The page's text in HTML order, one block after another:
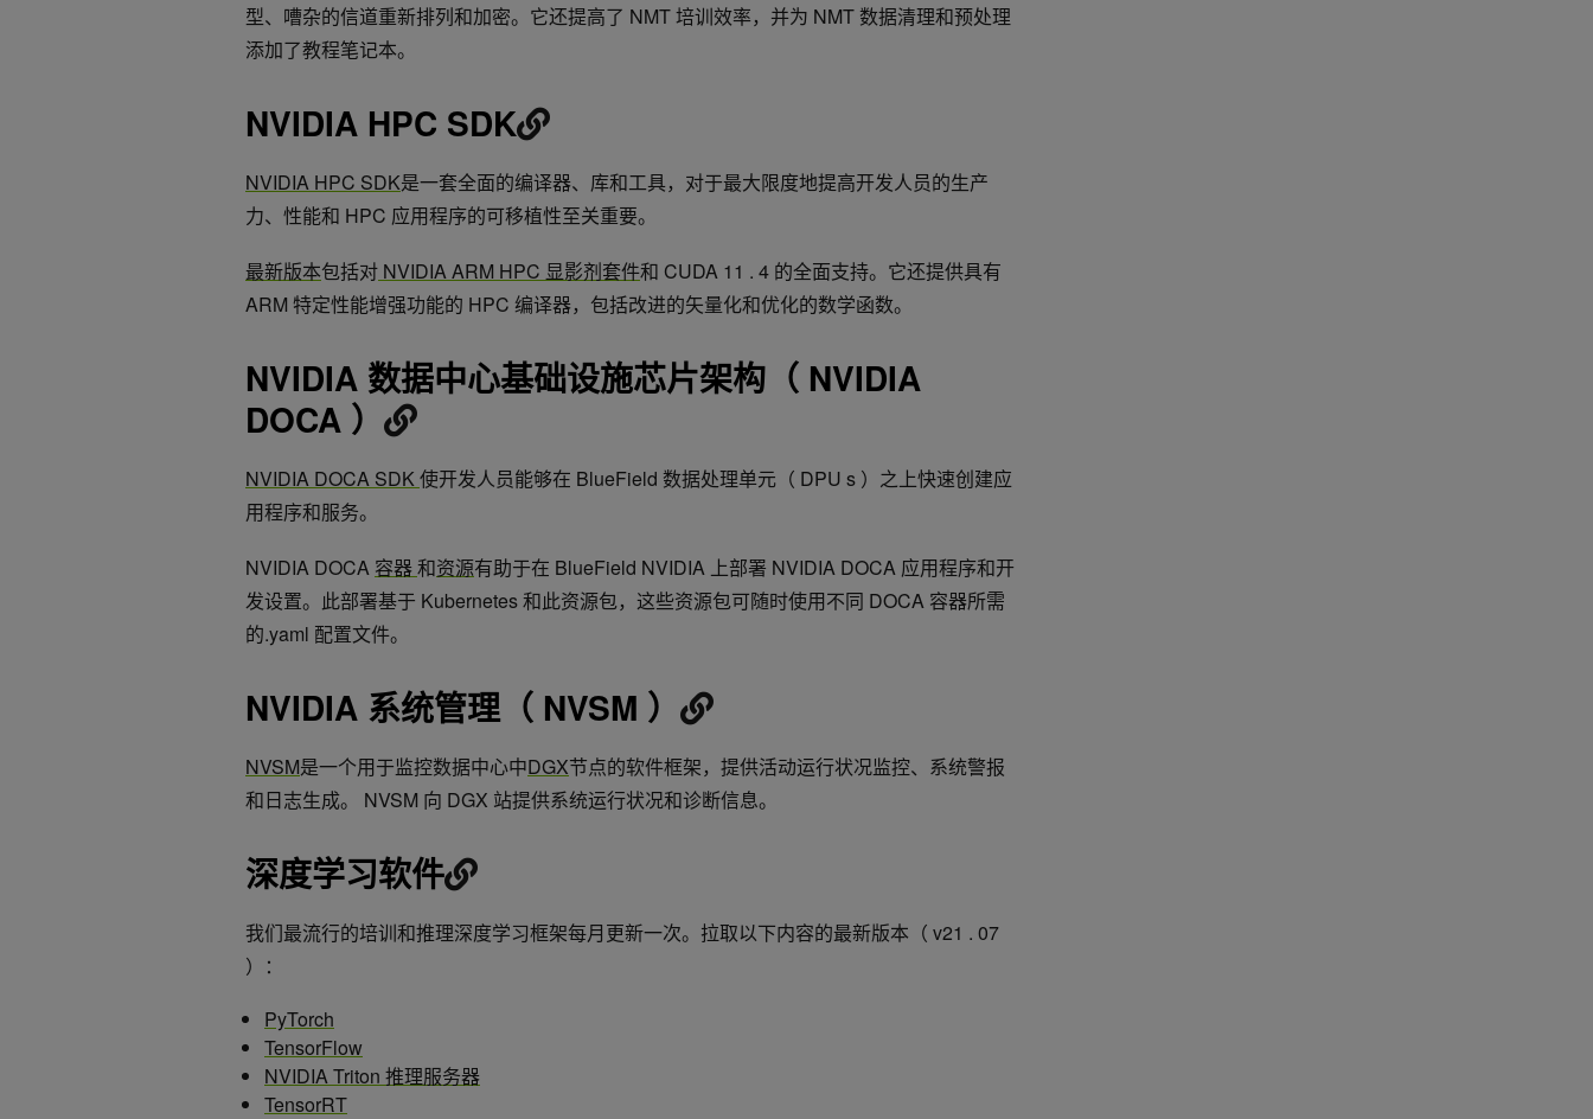
型、嘈杂的信道重新排列和加密。它还提高了 NMT 培训效率，并为 NMT 数据清理和预处理
添加了教程笔记本。
NVIDIA HPC SDK
NVIDIA HPC SDK是一套全面的编译器、库和工具，对于最大限度地提高开发人员的生产
力、性能和 HPC 应用程序的可移植性至关重要。
最新版本包括对 NVIDIA ARM HPC 显影剂套件和 CUDA 11 . 4 的全面支持。它还提供具有
ARM 特定性能增强功能的 HPC 编译器，包括改进的矢量化和优化的数学函数。
NVIDIA 数据中心基础设施芯片架构（ NVIDIA
DOCA ）
NVIDIA DOCA SDK使开发人员能够在 BlueField 数据处理单元（ DPU s ）之上快速创建应
用程序和服务。
NVIDIA DOCA 容器和资源有助于在 BlueField NVIDIA 上部署 NVIDIA DOCA 应用程序和开
发设置。此部署基于 Kubernetes 和此资源包，这些资源包可随时使用不同 DOCA 容器所需
的.yaml 配置文件。
NVIDIA 系统管理（ NVSM ）
NVSM是一个用于监控数据中心中DGX节点的软件框架，提供活动运行状况监控、系统警报
和日志生成。 NVSM 向 DGX 站提供系统运行状况和诊断信息。
深度学习软件
我们最流行的培训和推理深度学习框架每月更新一次。拉取以下内容的最新版本（ v21 . 07
）：
PyTorch
TensorFlow
NVIDIA Triton 推理服务器
TensorRT